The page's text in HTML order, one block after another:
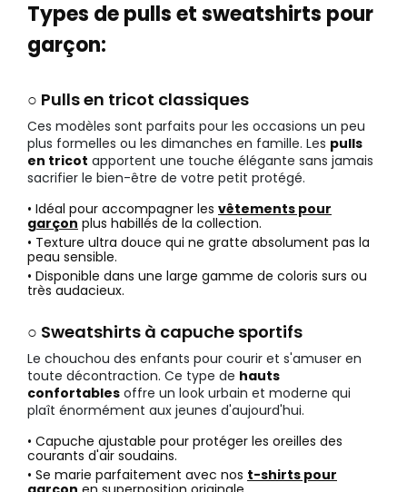
Types de pulls et sweatshirts pour
garçon:
○ Pulls en tricot classiques
Ces modèles sont parfaits pour les occasions un peu
plus formelles ou les dimanches en famille. Les pulls
en tricot apportent une touche élégante sans jamais
sacrifier le bien-être de votre petit protégé.
• Idéal pour accompagner les vêtements pour
garçon plus habillés de la collection.
• Texture ultra douce qui ne gratte absolument pas la
peau sensible.
• Disponible dans une large gamme de coloris surs ou
très audacieux.
○ Sweatshirts à capuche sportifs
Le chouchou des enfants pour courir et s'amuser en
toute décontraction. Ce type de hauts
confortables offre un look urbain et moderne qui
plaît énormément aux jeunes d'aujourd'hui.
• Capuche ajustable pour protéger les oreilles des
courants d'air soudains.
• Se marie parfaitement avec nos t-shirts pour